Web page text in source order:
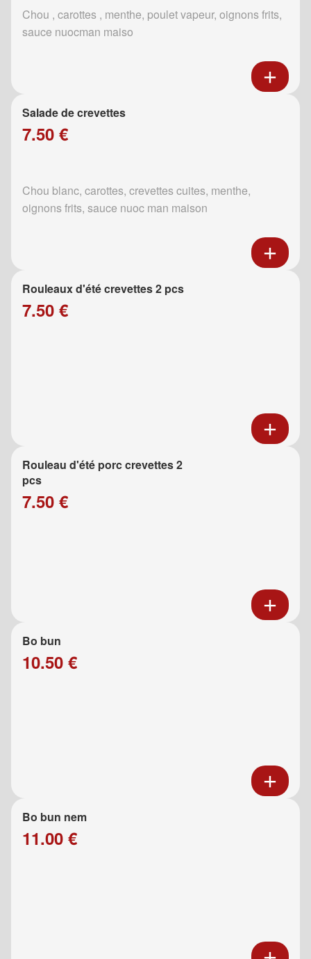
Chou , carottes , menthe, poulet vapeur, oignons frits,
sauce nuocman maiso
Salade de crevettes
7.50 €
Chou blanc, carottes, crevettes cuites, menthe,
oignons frits, sauce nuoc man maison
Rouleaux d'été crevettes 2 pcs
7.50 €
Rouleau d'été porc crevettes 2
pcs
7.50 €
Bo bun
10.50 €
Bo bun nem
11.00 €